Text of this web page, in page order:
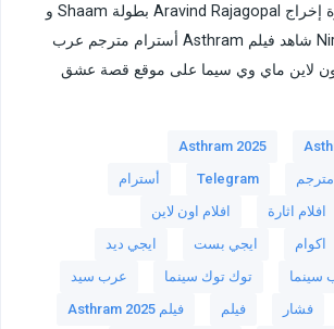
القصة في جو اثارة إخراج Aravind Rajagopal بطولة Shaam و
Niranjani Ashokan شاهد فيلم Asthram أسترام مترجم عرب
لاين ماي وي سيما على موقع قصة عشق
Asthram 2025
Telegram
أسترام
افلام اثارة
افلام اون لاين
اكوام ايجي بست
ايجي ديد
سينما توك توك سينما
عرب سيد
فشار فيلم
فيلم Asthram 2025